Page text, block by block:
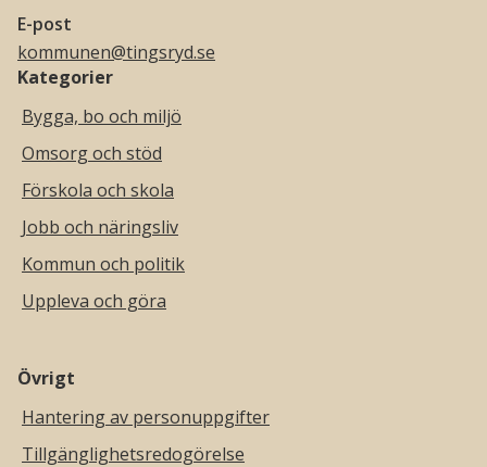
E-post
kommunen@tingsryd.se
Kategorier
Bygga, bo och miljö
Omsorg och stöd
Förskola och skola
Jobb och näringsliv
Kommun och politik
Uppleva och göra
Övrigt
Hantering av personuppgifter
Tillgänglighetsredogörelse